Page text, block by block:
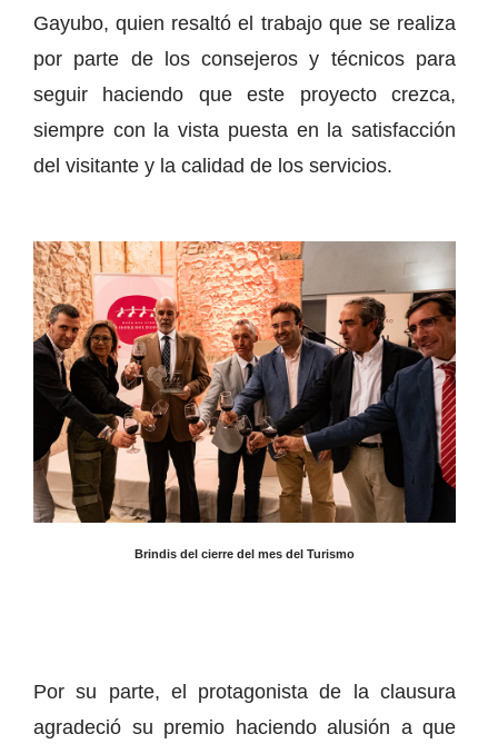
Gayubo, quien resaltó el trabajo que se realiza
por parte de los consejeros y técnicos para
seguir haciendo que este proyecto crezca,
siempre con la vista puesta en la satisfacción
del visitante y la calidad de los servicios.
Brindis del cierre del mes del Turismo
Por su parte, el protagonista de la clausura
agradeció su premio haciendo alusión a que